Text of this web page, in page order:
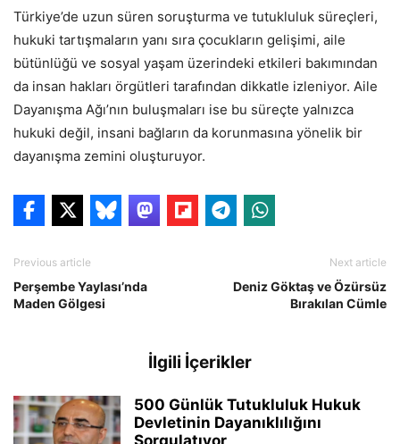
Türkiye’de uzun süren soruşturma ve tutukluluk süreçleri,
hukuki tartışmaların yanı sıra çocukların gelişimi, aile
bütünlüğü ve sosyal yaşam üzerindeki etkileri bakımından
da insan hakları örgütleri tarafından dikkatle izleniyor. Aile
Dayanışma Ağı’nın buluşmaları ise bu süreçte yalnızca
hukuki değil, insani bağların da korunmasına yönelik bir
dayanışma zemini oluşturuyor.
Previous article
Perşembe Yaylası’nda
Maden Gölgesi
Next article
Deniz Göktaş ve Özürsüz
Bırakılan Cümle
İlgili İçerikler
500 Günlük Tutukluluk Hukuk
Devletinin Dayanıklılığını